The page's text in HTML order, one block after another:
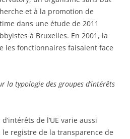
et à la promotion de
dans une étude de 2011
à Bruxelles. En 2001, la
les fonctionnaires faisaient face
la typologie des groupes d’intérêts
de l’UE varie aussi
registre de la transparence de